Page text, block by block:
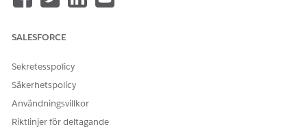
Etablera ett partnerskap med ditt låneinstitut genom att
portalen. Relationshanteraren tillhandahåller
medarbetarprofiler och regeldokumentation. Påskynda
övergången från sökande till auktoriserad partner och
samla in efterlevnadsdata för granskning av långivare.
Registrera en förmedlande firma
SALESFORCE
Sekretesspolicy
Säkerhetspolicy
Användningsvillkor
Riktlinjer för deltagande